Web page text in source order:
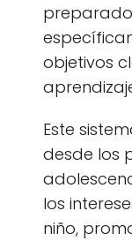
objetivos
Este
desde los
los
niño,